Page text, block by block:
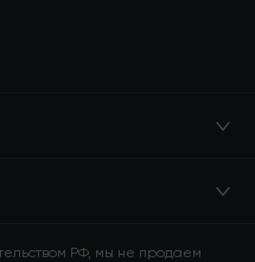
РФ, мы не продаем